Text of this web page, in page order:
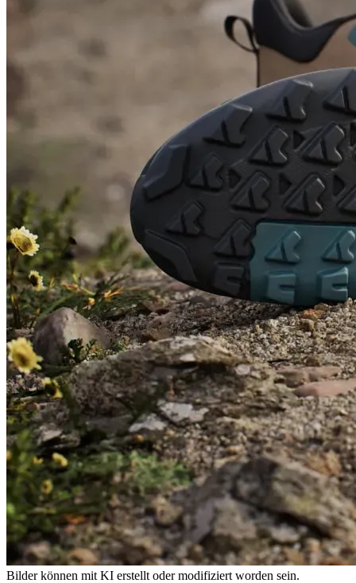
Bilder können mit KI erstellt oder modifiziert worden sein.